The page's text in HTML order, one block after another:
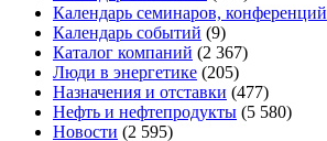
Календарь семинаров, конференций
Календарь событий (9)
Каталог компаний (2 367)
Люди в энергетике (205)
Назначения и отставки (477)
Нефть и нефтепродукты (5 580)
Новости (2 595)